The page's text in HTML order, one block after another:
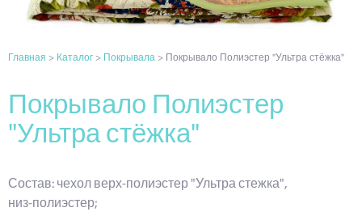
Главная > Каталог > Покрывала > Покрывало Полиэстер "Ультра стёжка"
Покрывало Полиэстер
"Ультра стёжка"
Состав: чехол верх-полиэстер "Ультра стежка",
низ-полиэстер;